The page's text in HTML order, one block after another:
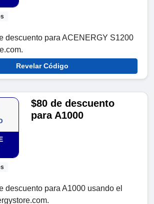
descuento para ACENERGY S1200
Revelar Código
$80 de descuento
para A1000
descuento para A1000 usando el